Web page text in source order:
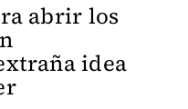
abrir los
idea